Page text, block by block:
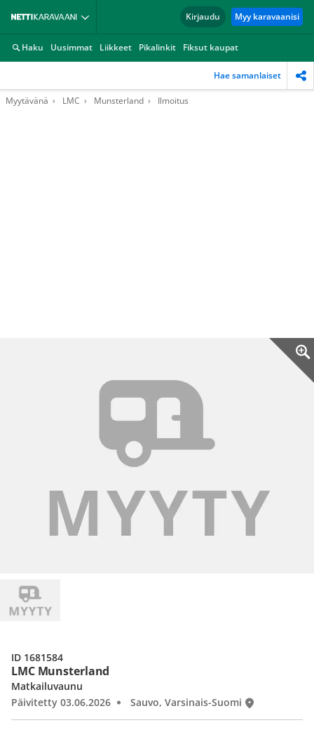
Kirjaudu Myy karavaanisi
Haku Uusimmat Liikkeet Pikalinkit Fiksut kaupat
Hae samanlaiset
Myytävänä LMC Munsterland Ilmoitus
LMC Munsterland
Matkailuvaunu
Päivitetty 03.06.2026
Sauvo, Varsinais-Suomi
ID 1681584